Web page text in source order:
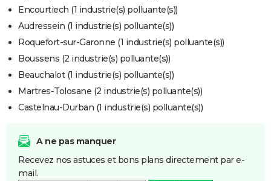
FORUM
Bricolage
Lifestyle
Culture
Sport
Auto
Television
Voyage
Cinema
Encourtiech (1 industrie(s) polluante(s))
Audressein (1 industrie(s) polluante(s))
Roquefort-sur-Garonne (1 industrie(s) polluante(s))
Boussens (2 industrie(s) polluante(s))
Beauchalot (1 industrie(s) polluante(s))
Martres-Tolosane (2 industrie(s) polluante(s))
Castelnau-Durban (1 industrie(s) polluante(s))
A ne pas manquer
Recevez nos astuces et bons plans directement par e-
mail.